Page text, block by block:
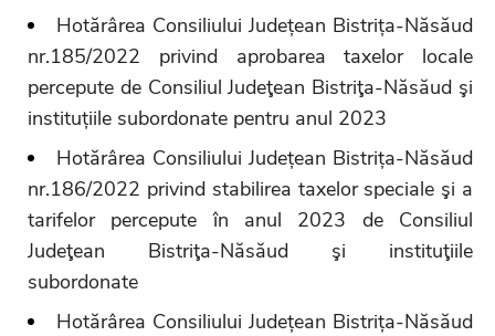
Hotărârea Consiliului Județean Bistrița-Năsăud
nr.185/2022 privind aprobarea taxelor locale
percepute de Consiliul Judeţean Bistriţa-Năsăud şi
instituțiile subordonate pentru anul 2023
Hotărârea Consiliului Județean Bistrița-Năsăud
nr.186/2022 privind stabilirea taxelor speciale şi a
tarifelor percepute în anul 2023 de Consiliul
Judeţean Bistriţa-Năsăud şi instituţiile
subordonate
Hotărârea Consiliului Județean Bistrița-Năsăud